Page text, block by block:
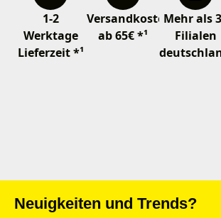
1-2
Werktage
Lieferzeit *¹
Versandkostenfrei
ab 65€ *¹
Mehr als
Filialen
Neuigkeiten und Trends?